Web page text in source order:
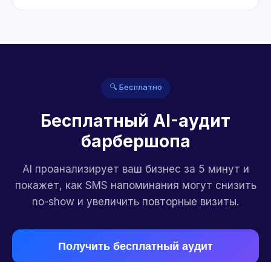
🔍 Бесплатно
Бесплатный AI-аудит
барбершопа
AI проанализирует ваш бизнес за 5 минут и
покажет, как SMS напоминания могут снизить
no-show и увеличить повторные визиты.
Получить бесплатный аудит